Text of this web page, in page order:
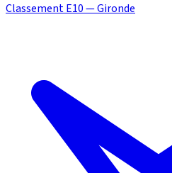
Classement E10 — Gironde